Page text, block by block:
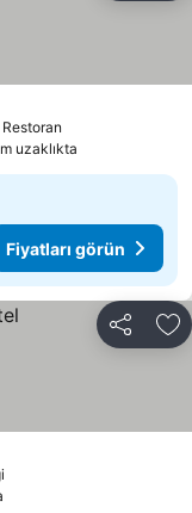
uzaklıkta
Fiyatları görün
Paylaş